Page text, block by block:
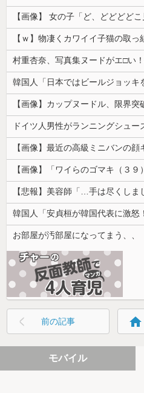
【画像】 女の子「ど、どどどど
【ｗ】物凄くカワイイ子猫の取っ
【画像】カップヌードル、限界突
【画像】最近の高級ミニバンの
【画像】「ワイらのゴマキ（３９
【悲報】美容師「…手は尽くし
お部屋が汚部屋になってまう、、
前の記事 home
モバイル